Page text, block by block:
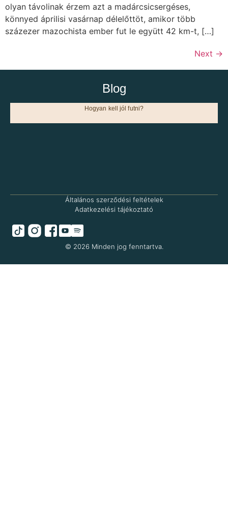
olyan távolinak érzem azt a madárcsicsergéses,
könnyed áprilisi vasárnap délelőttöt, amikor több
százezer mazochista ember fut le együtt 42 km-t, […]
Next →
Blog
Hogyan kell jól futni?
Általános szerződési feltételek
Adatkezelési tájékoztató
© 2026 Minden jog fenntartva.